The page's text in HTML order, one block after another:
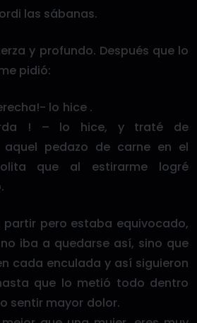
las sábanas.
y profundo. Después que lo
pidió:
lo hice .
! – lo hice, y traté de
aquel pedazo de carne en el
que al estirarme logré
partir pero estaba equivocado,
iba a quedarse así, sino que
cada enculada y así siguieron
que lo metió todo dentro
sentir mayor dolor.